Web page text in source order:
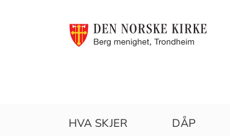
HVA SKJER DÅP